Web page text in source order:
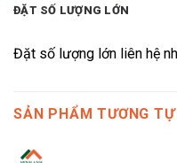
ĐẶT SỐ LƯỢNG LỚN
Đặt số lượng lớn liên hệ
SẢN PHẨM TƯƠNG TỰ